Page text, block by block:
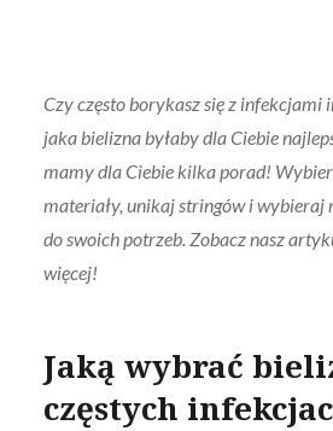
Czy często borykasz się z infekcjami
jaka bielizna byłaby dla Ciebie
mamy dla Ciebie kilka porad!
materiały, unikaj stringów i
do swoich potrzeb. Zobacz nasz
więcej!
Jaką wybrać
częstych